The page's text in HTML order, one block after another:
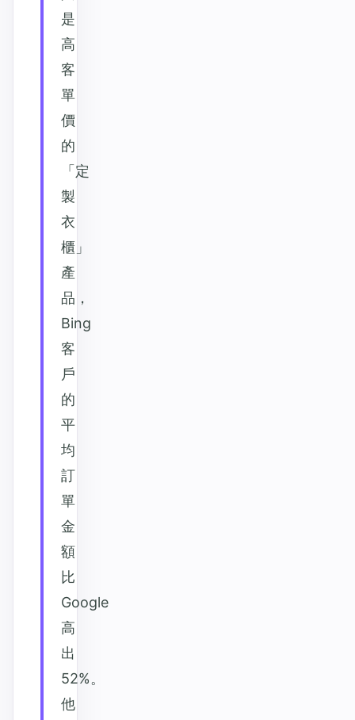
是
高
客
單
價
的
「定
製
衣
櫃」
產
品，
Bing
客
戶
的
平
均
訂
單
金
額
比
Google
高
出
52%。
他